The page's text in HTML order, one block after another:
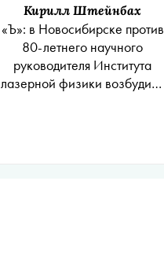
Кирилл Штейнбах
«Ъ»: в Новосибирске против
80-летнего научного
руководителя Института
лазерной физики возбудили